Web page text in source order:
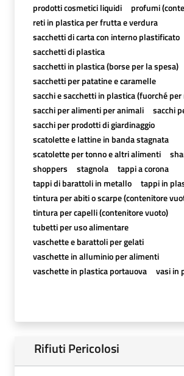
prodotti cosmetici liquidi
profumi
reti in plastica per frutta e verdura
sacchetti di carta con interno plastificato
sacchetti di plastica
sacchetti in plastica (borse per la spesa)
sacchetti per patatine e caramelle
sacchi e sacchetti in plastica (fuorché
sacchi per alimenti per animali
sacchi
sacchi per prodotti di giardinaggio
scatolette e lattine in banda stagnata
scatolette per tonno e altri alimenti
shoppers
stagnola
tappi a corona
tappi di barattoli in metallo
tappi in
tintura per abiti o scarpe (contenitore
tintura per capelli (contenitore vuoto)
tubetti per uso alimentare
vaschette e barattoli per gelati
vaschette in alluminio per alimenti
vaschette in plastica portauova
vasi in
Rifiuti Pericolosi